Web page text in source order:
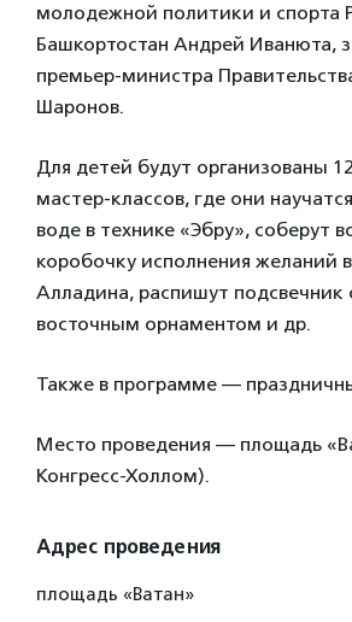
молодежной политики и спорта
Башкортостан Андрей Иванюта,
премьер-министра
Шаронов.
Для детей будут организованы
мастер-классов, где они
воде в технике «Эбру», соберут
коробочку исполнения желаний в
Алладина, распишут подсвечник
восточным орнаментом и др.
Также в программе —
Место проведения — площадь
Конгресс-Холлом).
Адрес проведения
площадь «Ватан»